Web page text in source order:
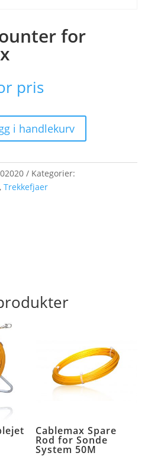
for
pris
i handlekurv
Kategorier:
Trekkefjaer
Cablemax Spare
Rod for Sonde
System 50M